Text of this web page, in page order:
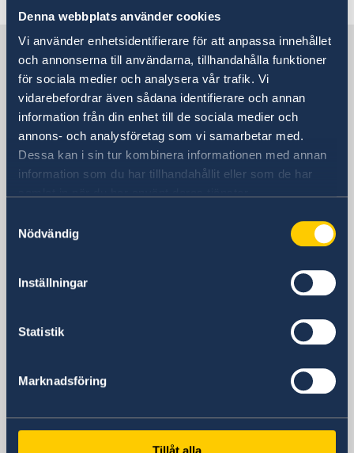
Denna webbplats använder cookies
Vi använder enhetsidentifierare för att anpassa innehållet
och annonserna till användarna, tillhandahålla funktioner
för sociala medier och analysera vår trafik. Vi
vidarebefordrar även sådana identifierare och annan
information från din enhet till de sociala medier och
annons- och analysföretag som vi samarbetar med.
Dessa kan i sin tur kombinera informationen med annan
information som du har tillhandahållit eller som de har
Nödvändig
Inställningar
Statistik
Marknadsföring
Tillåt alla
Sverige i Spanien
Sveriges ambassad
Besöksadress
Calle Caracas, 25
Madrid
Postadress
Calle Caracas, 25
Spanien
Telefonnummer
+34 91 702 2000
Ambassaden
+34 91 702 2038
E-postadress
Allmänn information & konsulära ärenden